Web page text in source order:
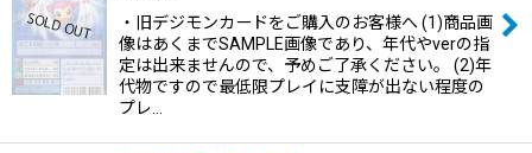
・旧デジモンカードをご購入のお客様へ (1)商品画
像はあくまでSAMPLE画像であり、年代やverの指
定は出来ませんので、予めご了承ください。 (2)年
代物ですので最低限プレイに支障が出ない程度の
プレ…